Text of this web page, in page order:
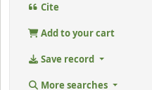
Cite
Add to your cart
Save record
More searches